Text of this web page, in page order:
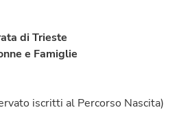
di Trieste
e Famiglie
iscritti al Percorso Nascita)